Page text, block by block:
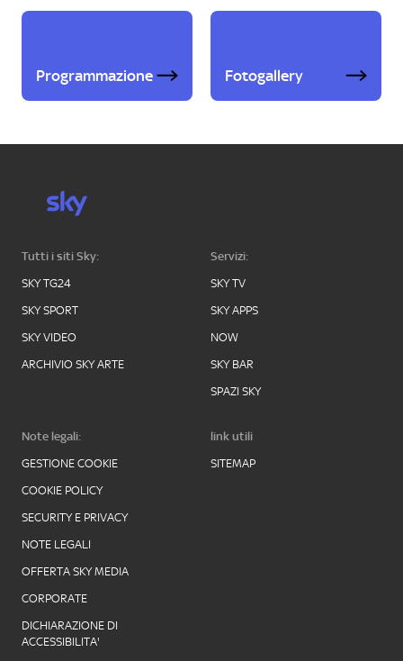
Programmazione Fotogallery
Tutti i siti Sky:
SKY TG24
SKY SPORT
SKY VIDEO
ARCHIVIO SKY ARTE
Servizi:
SKY TV
SKY APPS
NOW
SKY BAR
SPAZI SKY
Note legali:
GESTIONE COOKIE
COOKIE POLICY
SECURITY E PRIVACY
NOTE LEGALI
OFFERTA SKY MEDIA
CORPORATE
DICHIARAZIONE DI
ACCESSIBILITA'
link utili
SITEMAP